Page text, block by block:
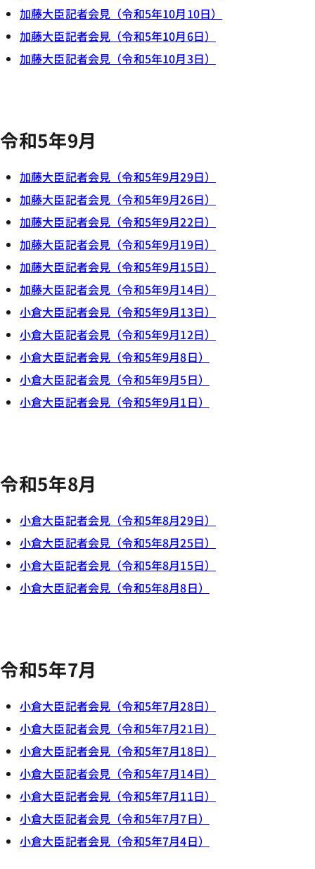
加藤大臣記者会見（令和5年10月10日）
加藤大臣記者会見（令和5年10月6日）
加藤大臣記者会見（令和5年10月3日）
令和5年9月
加藤大臣記者会見（令和5年9月29日）
加藤大臣記者会見（令和5年9月26日）
加藤大臣記者会見（令和5年9月22日）
加藤大臣記者会見（令和5年9月19日）
加藤大臣記者会見（令和5年9月15日）
加藤大臣記者会見（令和5年9月14日）
小倉大臣記者会見（令和5年9月13日）
小倉大臣記者会見（令和5年9月12日）
小倉大臣記者会見（令和5年9月8日）
小倉大臣記者会見（令和5年9月5日）
小倉大臣記者会見（令和5年9月1日）
令和5年8月
小倉大臣記者会見（令和5年8月29日）
小倉大臣記者会見（令和5年8月25日）
小倉大臣記者会見（令和5年8月15日）
小倉大臣記者会見（令和5年8月8日）
令和5年7月
小倉大臣記者会見（令和5年7月28日）
小倉大臣記者会見（令和5年7月21日）
小倉大臣記者会見（令和5年7月18日）
小倉大臣記者会見（令和5年7月14日）
小倉大臣記者会見（令和5年7月11日）
小倉大臣記者会見（令和5年7月7日）
小倉大臣記者会見（令和5年7月4日）